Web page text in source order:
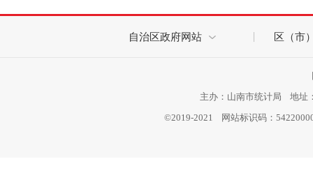
自治区政府网站 区（市
主办：山南市统计局 地址
©2019-2021 网站标识码：